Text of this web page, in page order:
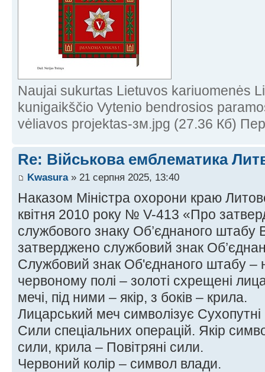
Naujai sukurtas Lietuvos kariuomenės
kunigaikščio Vytenio bendrosios
vėliavos projektas-зм.jpg (27.36 Кб)
Re: Військова емблематика
Kwasura» 21 серпня 2025, 13:40
Наказом Міністра охорони краю
квітня 2010 року № V-413 «Про
службового знаку Об’єднаного штабу
затверджено службовий знак
Службовий знак Об'єднаного штабу –
червоному полі – золоті схрещені
мечі, під ними – якір, з боків – крила.
Лицарський меч символізує
Сили спеціальних операцій. Якір
сили, крила – Повітряні сили.
Червоний колір – символ влади.